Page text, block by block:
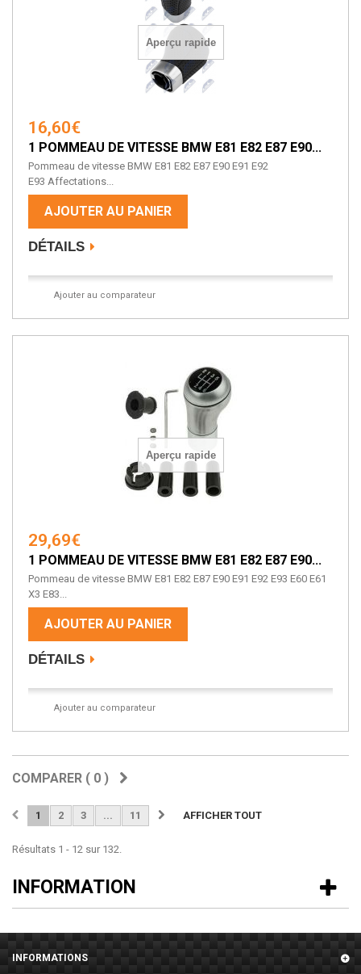
Aperçu rapide
16,60€
1 POMMEAU DE VITESSE BMW E81 E82 E87 E90...
Pommeau de vitesse BMW E81 E82 E87 E90 E91 E92
E93 Affectations...
AJOUTER AU PANIER
DÉTAILS
Ajouter au comparateur
Aperçu rapide
29,69€
1 POMMEAU DE VITESSE BMW E81 E82 E87 E90...
Pommeau de vitesse BMW E81 E82 E87 E90 E91 E92 E93 E60 E61
X3 E83...
AJOUTER AU PANIER
DÉTAILS
Ajouter au comparateur
COMPARER ( 0 )
AFFICHER TOUT
1 2 3 ... 11
Résultats 1 - 12 sur 132.
INFORMATION
INFORMATIONS